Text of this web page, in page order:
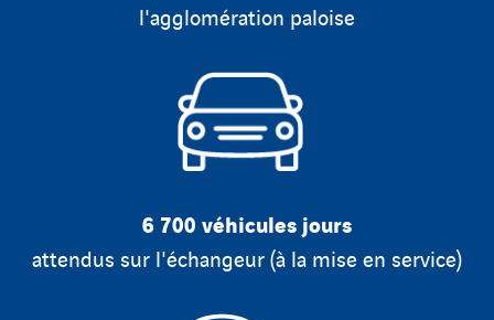
l'agglomération paloise
6 700 véhicules jours
attendus sur l'échangeur (à la mise en service)